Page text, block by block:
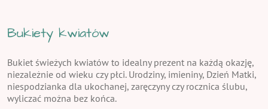
Bukiety kwiatów
Bukiet świeżych kwiatów to idealny prezent na każdą okazję,
niezależnie od wieku czy płci. Urodziny, imieniny, Dzień Matki,
niespodzianka dla ukochanej, zaręczyny czy rocznica ślubu,
wyliczać można bez końca.